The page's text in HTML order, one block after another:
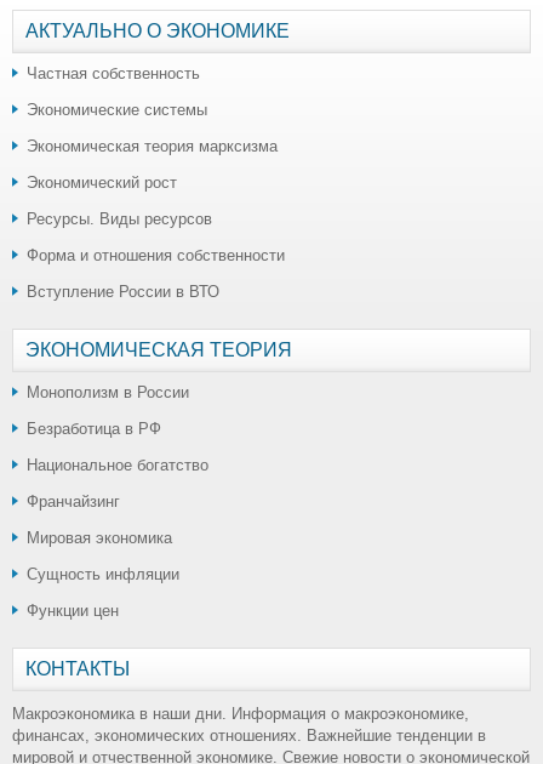
АКТУАЛЬНО О ЭКОНОМИКЕ
Частная собственность
Экономические системы
Экономическая теория марксизма
Экономический рост
Ресурсы. Виды ресурсов
Форма и отношения собственности
Вступление России в ВТО
ЭКОНОМИЧЕСКАЯ ТЕОРИЯ
Монополизм в России
Безработица в РФ
Национальное богатство
Франчайзинг
Мировая экономика
Сущность инфляции
Функции цен
КОНТАКТЫ
Макроэкономика в наши дни. Информация о макроэкономике,
финансах, экономических отношениях. Важнейшие тенденции в
мировой и отчественной экономике. Свежие новости о экономической